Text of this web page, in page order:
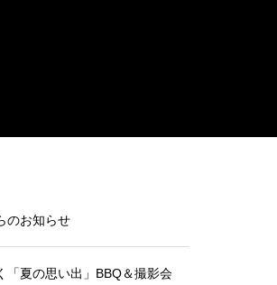
のお知らせ
「夏の思い出」BBQ＆撮影会